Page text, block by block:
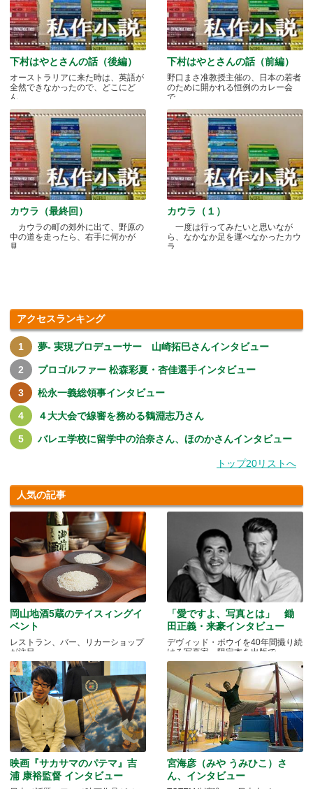
下村はやとさんの話（後編）
オーストラリアに来た時は、英語が
全然できなかったので、どこにど
ん.....
下村はやとさんの話（前編）
野口まさ准教授主催の、日本の若者
のために開かれる恒例のカレー会
で.....
カウラ（最終回）
カウラの町の郊外に出て、野原の
中の道を走ったら、右手に何かが
見.....
カウラ（１）
一度は行ってみたいと思いなが
ら、なかなか足を運べなかったカウ
ラ.....
アクセスランキング
夢- 実現プロデューサー 山崎拓巳さんインタビュー
プロゴルファー 松森彩夏・杏佳選手インタビュー
松永一義総領事インタビュー
４大大会で線審を務める鶴淵志乃さん
バレエ学校に留学中の治奈さん、ほのかさんインタビュー
トップ20リストへ
人気の記事
岡山地酒5蔵のテイスィングイ
ベント
レストラン、バー、リカーショップ
が注目
「愛ですよ、写真とは」 鋤
田正義・来豪インタビュー
デヴィッド・ボウイを40年間撮り続
ける写真家、限定本を出版で
映画『サカサマのパテマ』吉
浦 康裕監督 インタビュー
宮海彦（みや うみひこ）さ
ん、インタビュー